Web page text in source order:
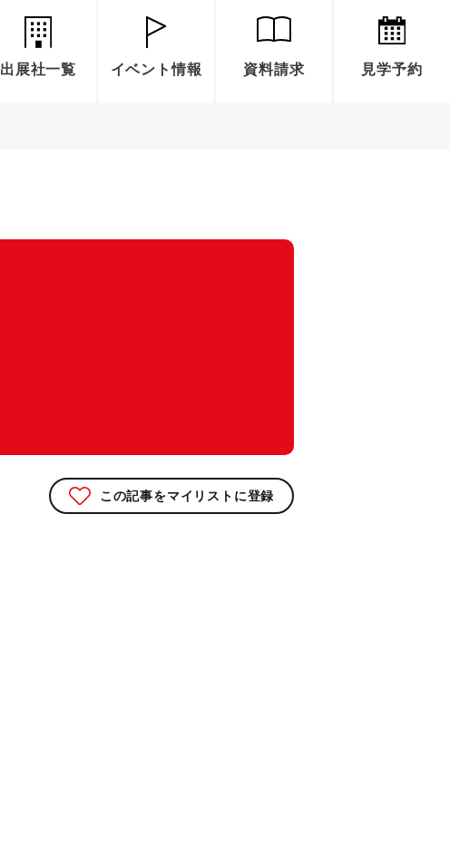
出展社一覧 イベント情報 資料請求 見学予約
この記事をマイリストに登録